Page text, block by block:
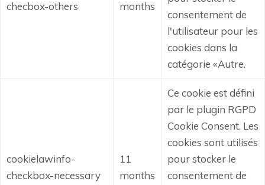
checbox-others
months
consentement de
l'utilisateur pour les
cookies dans la
catégorie «Autre.
cookielawinfo-
checkbox-necessary
11
months
Ce cookie est défini
par le plugin RGPD
Cookie Consent. Les
cookies sont utilisés
pour stocker le
consentement de